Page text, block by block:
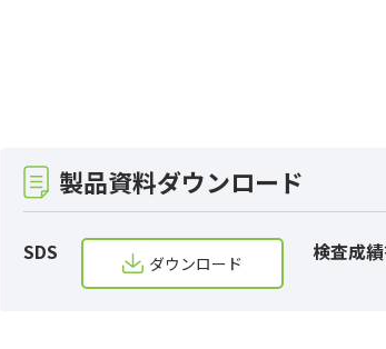
製品資料ダウンロード
SDS ダウンロード 検査成